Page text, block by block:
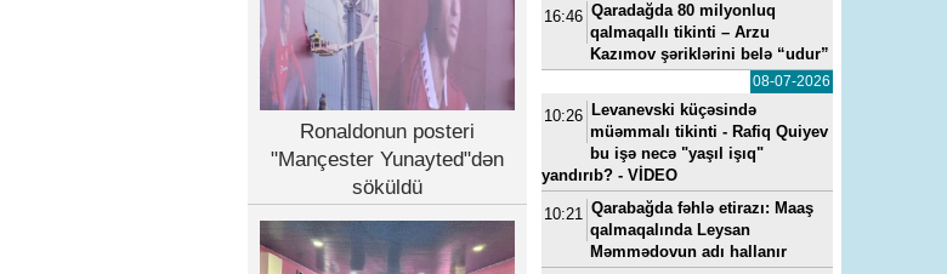
Ronaldonun posteri
"Mançester Yunayted"dən
söküldü
16:46 Qaradağda 80 milyonluq
qalmaqallı tikinti – Arzu
Kazımov şəriklərini belə “udur”
08-07-2026
10:26 Levanevski küçəsində
müəmmalı tikinti - Rafiq Quiyev
bu işə necə "yaşıl işıq"
yandırıb? - VİDEO
10:21 Qarabağda fəhlə etirazı: Maaş
qalmaqalında Leysan
Məmmədovun adı hallanır